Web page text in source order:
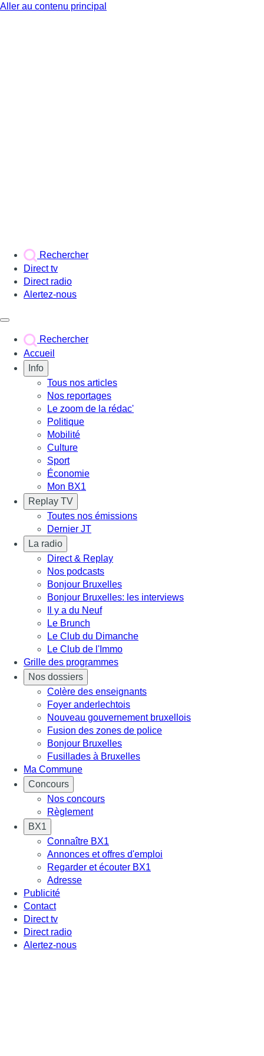
Aller au contenu principal
Rechercher
Direct tv
Direct radio
Alertez-nous
Rechercher
Accueil
Info
Tous nos articles
Nos reportages
Le zoom de la rédac'
Politique
Mobilité
Culture
Sport
Économie
Mon BX1
Replay TV
Toutes nos émissions
Dernier JT
La radio
Direct & Replay
Nos podcasts
Bonjour Bruxelles
Bonjour Bruxelles: les interviews
Il y a du Neuf
Le Brunch
Le Club du Dimanche
Le Club de l'Immo
Grille des programmes
Nos dossiers
Colère des enseignants
Foyer anderlechtois
Nouveau gouvernement bruxellois
Fusion des zones de police
Bonjour Bruxelles
Fusillades à Bruxelles
Ma Commune
Concours
Nos concours
Règlement
BX1
Connaître BX1
Annonces et offres d'emploi
Regarder et écouter BX1
Adresse
Publicité
Contact
Direct tv
Direct radio
Alertez-nous